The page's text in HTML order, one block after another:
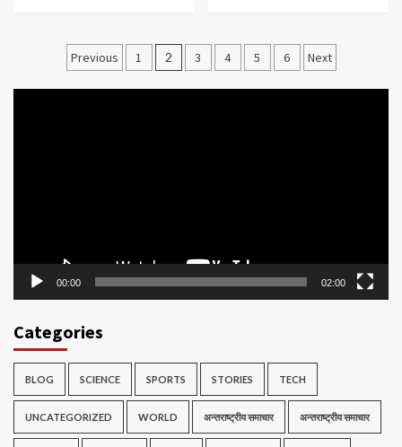
Posts
pagination
Previous 1 2 3 4 5 6 Next
00:00 02:00
Categories
BLOG SCIENCE SPORTS STORIES TECH
UNCATEGORIZED WORLD अन्तराष्ट्रीय समाचार अन्तराष्ट्रीय समाचार